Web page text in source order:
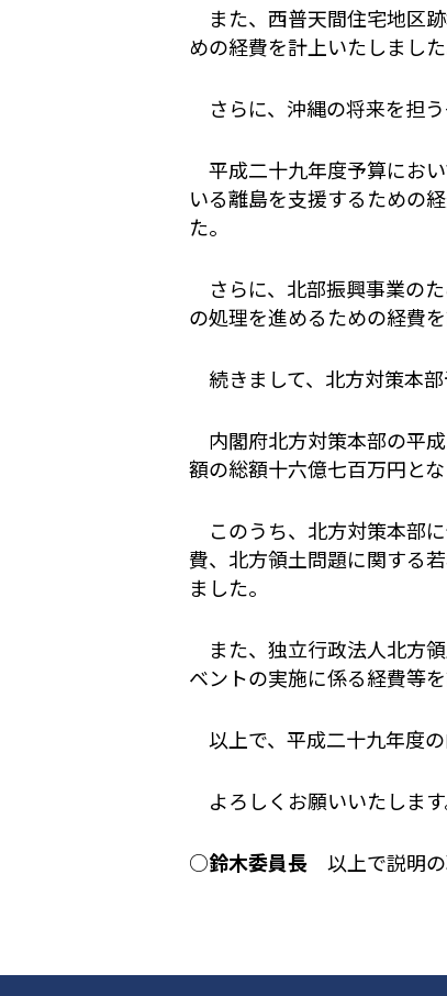
また、西普天間住宅地区
めの経費を計上いたしました
さらに、沖縄の将来を担
平成二十九年度予算にお
いる離島を支援するための
た。
さらに、北部振興事業の
の処理を進めるための経費
続きまして、北方対策本部
内閣府北方対策本部の平
額の総額十六億七百万円とな
このうち、北方対策本部
費、北方領土問題に関する
ました。
また、独立行政法人北方
ベントの実施に係る経費等
以上で、平成二十九年度
よろしくお願いいたします
○鈴木委員長 以上で説明の